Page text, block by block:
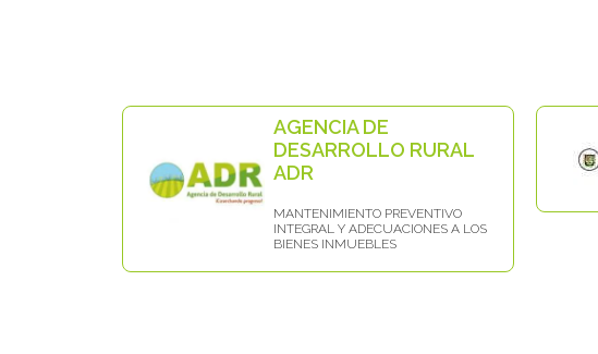
AGENCIA DE
DESARROLLO RURAL
ADR
MANTENIMIENTO PREVENTIVO
INTEGRAL Y ADECUACIONES A LOS
BIENES INMUEBLES